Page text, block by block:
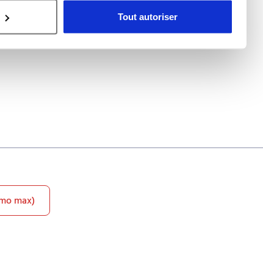
Tout autoriser
max)